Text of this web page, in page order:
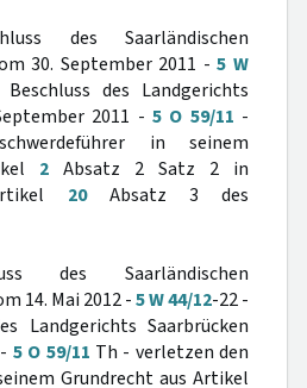
des Saarländischen
30. September 2011 -5 W
des Landgerichts
2011 - 5 O 59/11 -
in seinem
2 Absatz 2 Satz 2 in
20Absatz 3 des
des Saarländischen
14. Mai 2012 -5 W 44/12-22 -
Landgerichts Saarbrücken
5 O 59/11 Th - verletzen den
Grundrecht aus Artikel